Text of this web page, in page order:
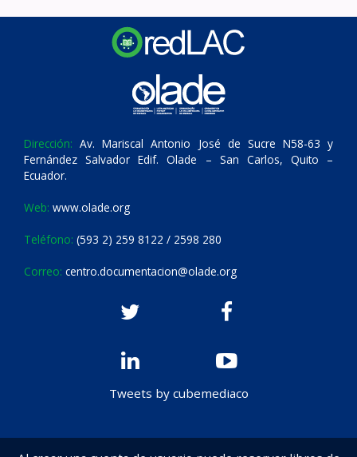
Dirección: Av. Mariscal Antonio José de Sucre N58-63 y
Fernández Salvador Edif. Olade – San Carlos, Quito –
Ecuador.
Web: www.olade.org
Teléfono: (593 2) 259 8122 / 2598 280
Correo: centro.documentacion@olade.org
Tweets by cubemediaco